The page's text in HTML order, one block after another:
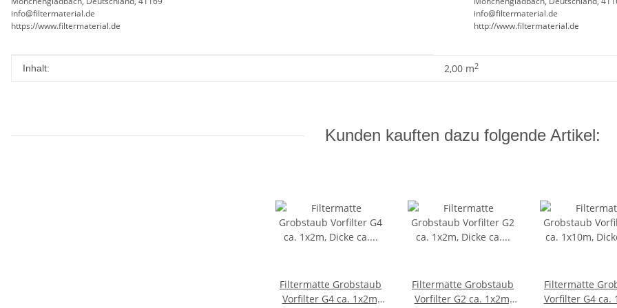
info@filtermaterial.de
https://www.filtermaterial.de
info@filtermaterial.de
http://www.filtermaterial.de
Produkteigenschaft
Wert
Inhalt: 2,00 m2
Kunden kauften dazu folgende Artikel:
Filtermatte Grobstaub
Vorfilter G4 ca. 1x2m,
Filtermatte Grobstaub
Vorfilter G2 ca. 1x2m,
Filtermatte
Vorfilter G4 ca.